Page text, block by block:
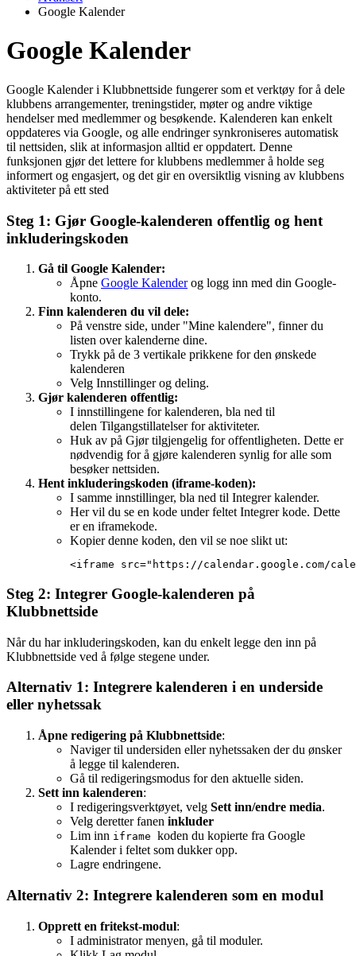
Google Kalender
Google Kalender
Google Kalender i Klubbnettside fungerer som et verktøy for å dele
klubbens arrangementer, treningstider, møter og andre viktige
hendelser med medlemmer og besøkende. Kalenderen kan enkelt
oppdateres via Google, og alle endringer synkroniseres automatisk
til nettsiden, slik at informasjon alltid er oppdatert. Denne
funksjonen gjør det lettere for klubbens medlemmer å holde seg
informert og engasjert, og det gir en oversiktlig visning av klubbens
aktiviteter på ett sted
Steg 1: Gjør Google-kalenderen offentlig og hent
inkluderingskoden
Gå til Google Kalender:
Åpne Google Kalenderog logg inn med din Google-
konto.
Finn kalenderen du vil dele:
På venstre side, under "Mine kalendere", finner du
listen over kalenderne dine.
Trykk på de 3 vertikale prikkene for den ønskede
kalenderen
Velg Innstillinger og deling.
Gjør kalenderen offentlig:
I innstillingene for kalenderen, bla ned til
delen Tilgangstillatelser for aktiviteter.
Huk av på Gjør tilgjengelig for offentligheten. Dette er
nødvendig for å gjøre kalenderen synlig for alle som
besøker nettsiden.
Hent inkluderingskoden (iframe-koden):
I samme innstillinger, bla ned til Integrer kalender.
Her vil du se en kode under feltet Integrer kode. Dette
er en iframekode.
Kopier denne koden, den vil se noe slikt ut:
<iframe src="https://calendar.google.com/
Steg 2: Integrer Google-kalenderen på
Klubbnettside
Når du har inkluderingskoden, kan du enkelt legge den inn på
Klubbnettside ved å følge stegene under.
Alternativ 1: Integrere kalenderen i en underside
eller nyhetssak
Åpne redigering på Klubbnettside:
Naviger til undersiden eller nyhetssaken der du ønsker
å legge til kalenderen.
Gå til redigeringsmodus for den aktuelle siden.
Sett inn kalenderen:
I redigeringsverktøyet, velg Sett inn/endre media.
Velg deretter fanen inkluder
Lim inn iframe koden du kopierte fra Google
Kalender i feltet som dukker opp.
Lagre endringene.
Alternativ 2: Integrere kalenderen som en modul
Opprett en fritekst-modul:
I administrator menyen, gå til moduler.